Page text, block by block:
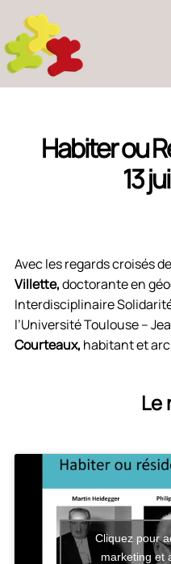
Habiter ou
13
Avec les regards croisés de
Villette,doctorante en
Interdisciplinaire
l’Université Toulouse –
Courteaux, habitant et
Le
Cliquez pour
marketing et